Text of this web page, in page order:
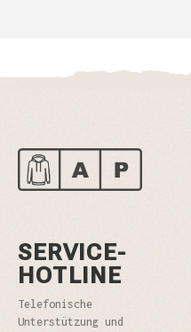
SERVICE-
HOTLINE
Telefonische
Unterstützung und